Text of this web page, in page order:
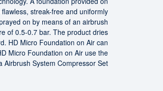
streak-free and uniformly
on by means of an airbrush
of 0.5-0.7 bar. The product dries
HD Micro Foundation on Air can
Micro Foundation on Air use the
Airbrush System Compressor Set.